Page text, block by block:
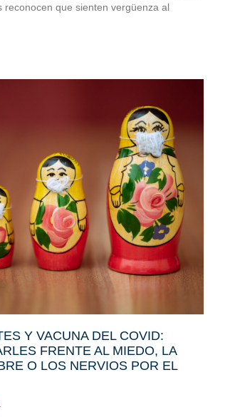
reconocen que sienten vergüenza al
Y VACUNA DEL COVID:
FRENTE AL MIEDO, LA
O LOS NERVIOS POR EL